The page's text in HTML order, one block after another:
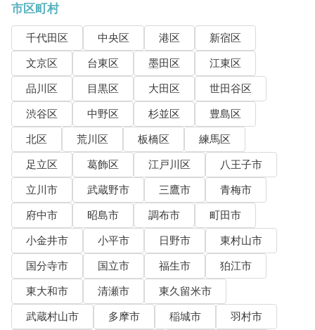
市区町村
千代田区 中央区 港区
新宿区
文京区
台東区 墨田区
江東区
品川区
目黒区 大田区
世田谷区
渋谷区
中野区 杉並区
豊島区
北区
荒川区 板橋区
練馬区
足立区
葛飾区 江戸川区
八王子市
立川市
武蔵野市 三鷹市
青梅市
府中市
昭島市 調布市
町田市
小金井市
小平市 日野市
東村山市
国分寺市
国立市 福生市
狛江市
東大和市
清瀬市
東久留米市
武蔵村山市
多摩市 稲城市
羽村市